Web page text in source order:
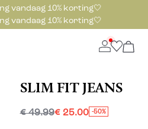
vandaag 10% korting🤍
vandaag 10% korting🤍
SLIM FIT JEANS
€ 49.99€ 25.00 -50%